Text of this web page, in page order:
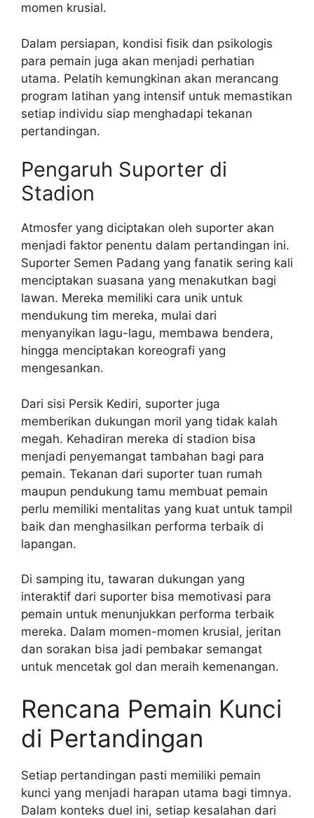
momen krusial.
Dalam persiapan, kondisi fisik dan psikologis
para pemain juga akan menjadi perhatian
utama. Pelatih kemungkinan akan merancang
program latihan yang intensif untuk memastikan
setiap individu siap menghadapi tekanan
pertandingan.
Pengaruh Suporter di
Stadion
Atmosfer yang diciptakan oleh suporter akan
menjadi faktor penentu dalam pertandingan ini.
Suporter Semen Padang yang fanatik sering kali
menciptakan suasana yang menakutkan bagi
lawan. Mereka memiliki cara unik untuk
mendukung tim mereka, mulai dari
menyanyikan lagu-lagu, membawa bendera,
hingga menciptakan koreografi yang
mengesankan.
Dari sisi Persik Kediri, suporter juga
memberikan dukungan moril yang tidak kalah
megah. Kehadiran mereka di stadion bisa
menjadi penyemangat tambahan bagi para
pemain. Tekanan dari suporter tuan rumah
maupun pendukung tamu membuat pemain
perlu memiliki mentalitas yang kuat untuk tampil
baik dan menghasilkan performa terbaik di
lapangan.
Di samping itu, tawaran dukungan yang
interaktif dari suporter bisa memotivasi para
pemain untuk menunjukkan performa terbaik
mereka. Dalam momen-momen krusial, jeritan
dan sorakan bisa jadi pembakar semangat
untuk mencetak gol dan meraih kemenangan.
Rencana Pemain Kunci
di Pertandingan
Setiap pertandingan pasti memiliki pemain
kunci yang menjadi harapan utama bagi timnya.
Dalam konteks duel ini, setiap kesalahan dari